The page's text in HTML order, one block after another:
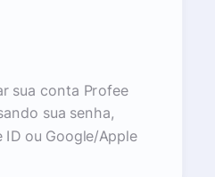
sua conta Profee
sua senha,
ID ou Google/Apple